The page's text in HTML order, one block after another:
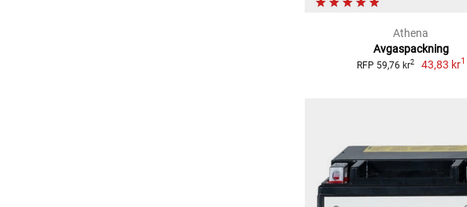
Athena
Avgaspackning
RFP 59,76 kr2 43,83 kr1